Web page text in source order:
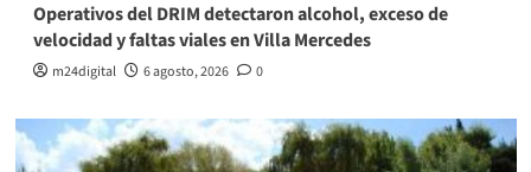
Operativos del DRIM detectaron alcohol, exceso de
velocidad y faltas viales en Villa Mercedes
m24digital 6 agosto, 2026 0